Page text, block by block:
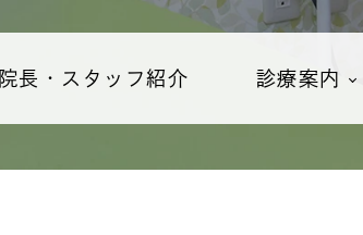
院長・スタッフ紹介 診療案内